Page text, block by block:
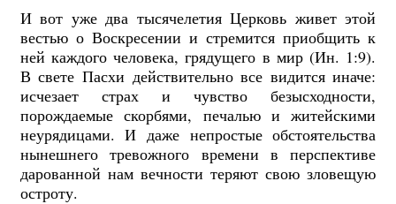
И вот уже два тысячелетия Церковь живет этой
вестью о Воскресении и стремится приобщить к
ней каждого человека, грядущего в мир (Ин. 1:9).
В свете Пасхи действительно все видится иначе:
исчезает страх и чувство безысходности,
порождаемые скорбями, печалью и житейскими
неурядицами. И даже непростые обстоятельства
нынешнего тревожного времени в перспективе
дарованной нам вечности теряют свою зловещую
остроту.